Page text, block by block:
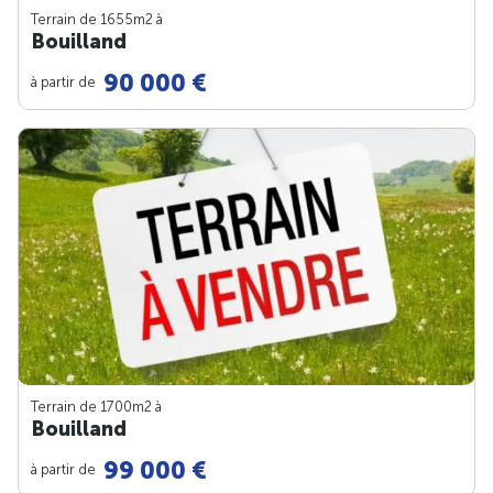
Terrain de 1655m2 à
Bouilland
à partir de 90 000 €
Terrain de 1700m2 à
Bouilland
à partir de 99 000 €